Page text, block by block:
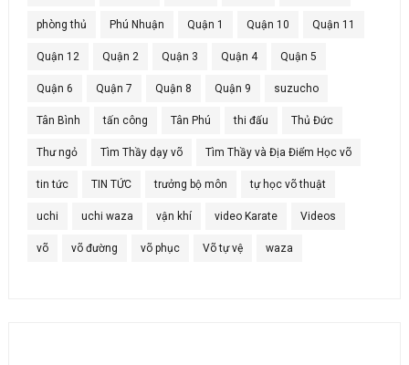
phòng thủ Phú Nhuận Quận 1 Quận 10 Quận 11
Quận 12 Quận 2 Quận 3 Quận 4 Quận 5
Quận 6 Quận 7 Quận 8 Quận 9 suzucho
Tân Bình tấn công Tân Phú thi đấu Thủ Đức
Thư ngỏ Tìm Thầy dạy võ Tìm Thầy và Địa Điểm Học võ
tin tức TIN TỨC trưởng bộ môn tự học võ thuật
uchi uchi waza vận khí video Karate Videos
võ võ đường võ phục Võ tự vệ waza